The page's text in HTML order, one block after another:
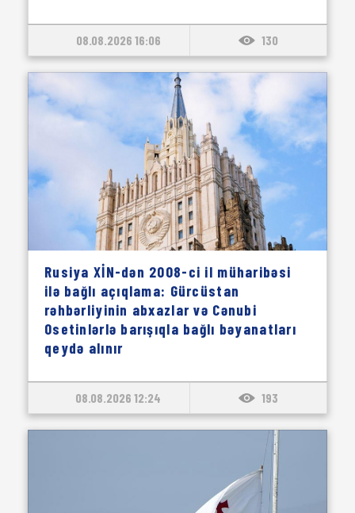
08.08.2026 16:06 130
Rusiya XİN-dən 2008-ci il müharibəsi
ilə bağlı açıqlama: Gürcüstan
rəhbərliyinin abxazlar və Cənubi
Osetinlərlə barışıqla bağlı bəyanatları
qeydə alınır
08.08.2026 12:24 193